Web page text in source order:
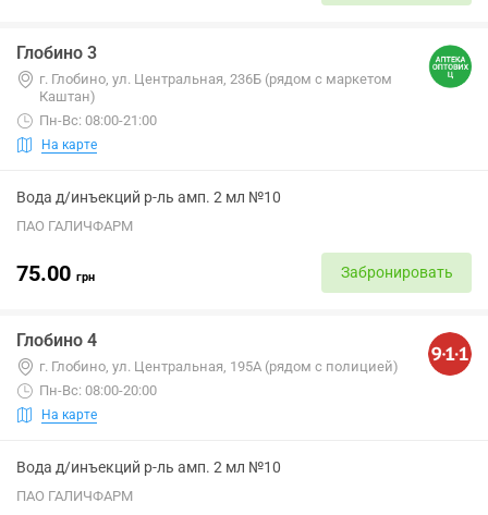
Глобино 3
г. Глобино, ул. Центральная, 236Б (рядом с маркетом
Каштан)
Пн-Вс: 08:00-21:00
На карте
Вода д/инъекций р-ль амп. 2 мл №10
ПАО ГАЛИЧФАРМ
75.00 грн Забронировать
Глобино 4
г. Глобино, ул. Центральная, 195А (рядом с полицией)
Пн-Вс: 08:00-20:00
На карте
Вода д/инъекций р-ль амп. 2 мл №10
ПАО ГАЛИЧФАРМ